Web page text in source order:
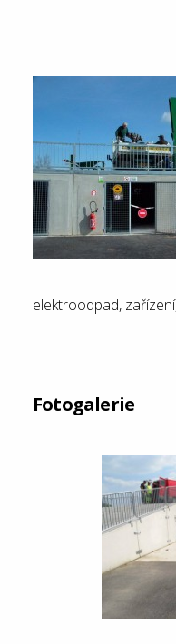
elektroodpad,
Fotogalerie